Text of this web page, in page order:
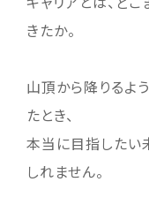
きたか。
山頂から降りるよ
たとき、
本当に目指したい
しれません。